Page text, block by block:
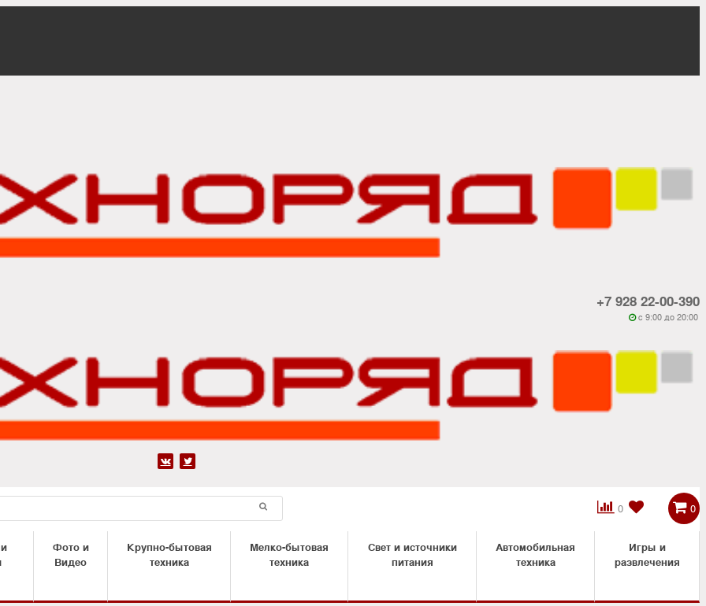
+7 928 22-00-390
 c 9:00 до 20:00
 
0

 0
Фото и
Видео
Крупно-бытовая
техника
Мелко-бытовая
техника
Свет и источники
питания
Автомобильная
техника
Игры и
развлечения